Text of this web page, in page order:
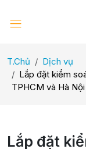
T.Chủ
Dịch vụ
Lắp đặt kiểm
TPHCM và Hà Nội
Lắp đặt